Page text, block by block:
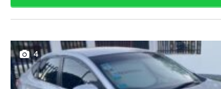
4